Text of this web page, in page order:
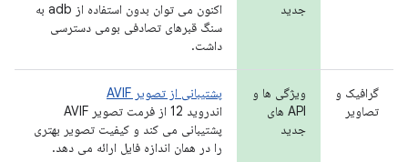
جدید
اکنون می توان بدون استفاده از adb به
سنگ قبرهای تصادفی بومی دسترسی
داشت.
گرافیک و
تصاویر
ویژگی ها و
API های
جدید
پشتیبانی از تصویر AVIF
اندروید 12 از فرمت تصویر AVIF
پشتیبانی می کند و کیفیت تصویر بهتری
را در همان اندازه فایل ارائه می دهد.